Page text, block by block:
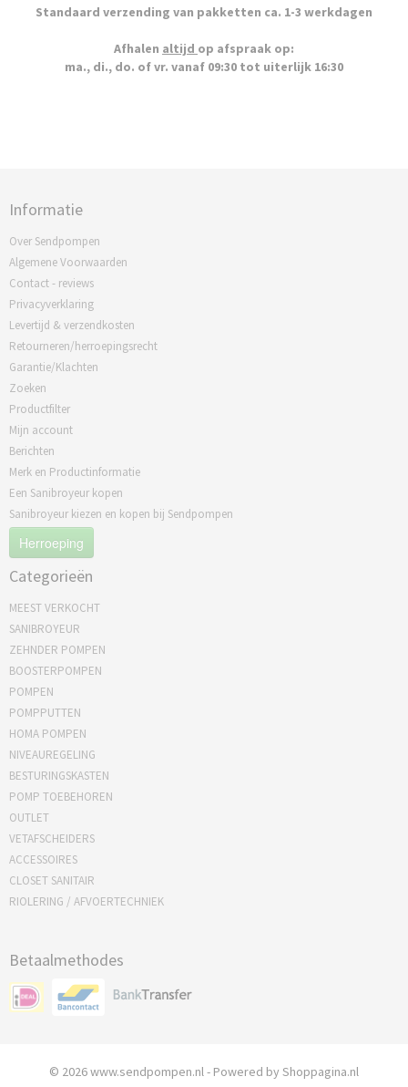
Standaard verzending van pakketten ca. 1-3 werkdagen
Afhalen altijd op afspraak op:
ma., di., do. of vr. vanaf 09:30 tot uiterlijk 16:30
Informatie
Over Sendpompen
Algemene Voorwaarden
Contact - reviews
Privacyverklaring
Levertijd & verzendkosten
Retourneren/herroepingsrecht
Garantie/Klachten
Zoeken
Productfilter
Mijn account
Berichten
Merk en Productinformatie
Een Sanibroyeur kopen
Sanibroyeur kiezen en kopen bij Sendpompen
Herroeping
Categorieën
MEEST VERKOCHT
SANIBROYEUR
ZEHNDER POMPEN
BOOSTERPOMPEN
POMPEN
POMPPUTTEN
HOMA POMPEN
NIVEAUREGELING
BESTURINGSKASTEN
POMP TOEBEHOREN
OUTLET
VETAFSCHEIDERS
ACCESSOIRES
CLOSET SANITAIR
RIOLERING / AFVOERTECHNIEK
Betaalmethodes
© 2026 www.sendpompen.nl - Powered by Shoppagina.nl